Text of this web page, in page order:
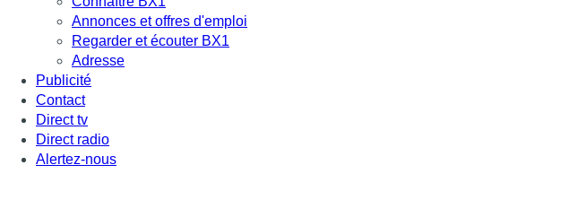
Annonces et offres d'emploi
Regarder et écouter BX1
Adresse
Publicité
Contact
Direct tv
Direct radio
Alertez-nous